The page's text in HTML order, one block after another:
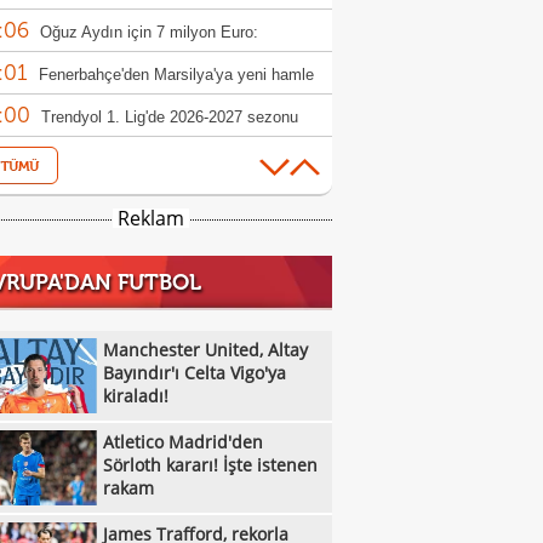
haberOğuz Aydın için 7 milyon Euro:
reddetti
Fenerbahçe'den Marsilya'ya yeni hamle
Trendyol 1. Lig'de 2026-2027 sezonu
başlıyor!
Galatasaray'da Renato Nhaga kararı:
yasağı
Beşiktaş'tan Gallagher hamlesi
mesajı!
Klay Thompson'ın babasından Lakers için
motive"
Anthony Davis ile Wizards kontrat
erteledi
Jaylen Brown: "Tatum'la pek konuşmadık"
Kawhi Leonard'ın Clippers
yeni sponsorluk iddiası
Fenerbahçe'de Kartal etkisi: 'Fizik
Reklam
FUTBOL
Manchester United, Altay
Bayındır'ı Celta Vigo'ya
kiraladı!
Atletico Madrid'den
Sörloth kararı! İşte istenen
rakam
James Trafford, rekorla